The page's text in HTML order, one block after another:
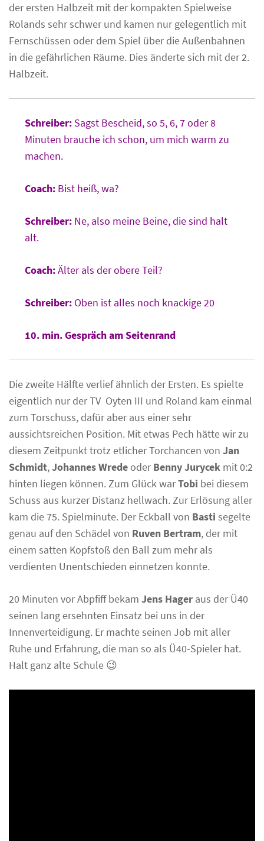
der ersten Halbzeit mit der kompakten Spielweise
Rolands sehr schwer und kamen nur gelegentlich mit
Fernschüssen oder dem Spiel über die Außenbahnen
in die gefährlichen Räume. Dies änderte sich mit der 2.
Halbzeit.
Schreiber: Sagst Bescheid, so 5, 6, 7 oder 8
Minuten brauche ich schon, um mich warm zu
machen.
Coach: Bist heiß, wa?
Schreiber: Ne, also meine Beine, die sind halt
alt.
Coach:Älter als der obere Teil?
Schreiber: Oben ist alles noch knackige 20
10. min. Gespräch am Seitenrand
Die zweite Hälfte verlief ähnlich der Ersten. Es spielte
eigentlich nur der TV Oyten III und Roland kam einmal
zum Torschuss, dafür aber aus einer sehr
aussichtsreichen Position. Mit etwas Pech hätte wir zu
diesem Zeitpunkt trotz etlicher Torchancen von Jan
Schmidt,Johannes WredeoderBenny Jurycek mit 0:2
hinten liegen können. Zum Glück warTobi bei diesem
Schuss aus kurzer Distanz hellwach. Zur Erlösung aller
kam die 75. Spielminute. Der Eckball von Basti segelte
genau auf den Schädel von Ruven Bertram, der mit
einem satten Kopfstoß den Ball zum mehr als
verdienten Unentschieden einnetzen konnte.
20 Minuten vor Abpfiff bekam Jens Hager aus der Ü40
seinen lang ersehnten Einsatz bei uns in der
Innenverteidigung. Er machte seinen Job mit aller
Ruhe und Erfahrung, die man so als Ü40-Spieler hat.
Halt ganz alte Schule 😉